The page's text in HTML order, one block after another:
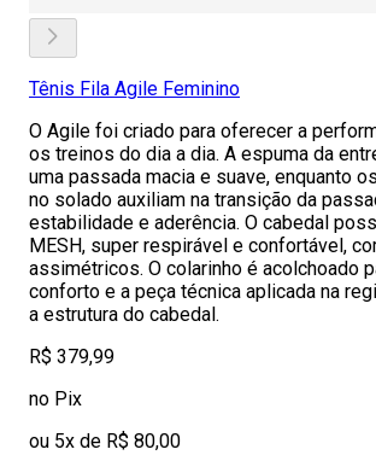
Tênis Fila Agile Feminino
O Agile foi criado para oferecer a
os treinos do dia a dia. A espuma da
uma passada macia e suave, enquanto
no solado auxiliam na transição da
estabilidade e aderência. O cabedal
MESH, super respirável e confortável,
assimétricos. O colarinho é acolchoado
conforto e a peça técnica aplicada na
a estrutura do cabedal.
R$ 379,99
no Pix
ou 5x de R$ 80,00